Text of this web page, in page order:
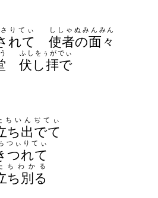
れて
りてぃ
使者の面々
ししゃぬみんみん
伏し拝で
ふしをぅがでぃ
ち出でて
ちいんぢてぃ
つれて
つぃりてぃ
ち別る
ちわかる